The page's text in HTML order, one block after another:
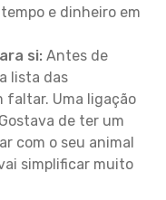
e dinheiro em
si: Antes de
lista das
faltar. Uma ligação
de ter um
com o seu animal
simplificar muito